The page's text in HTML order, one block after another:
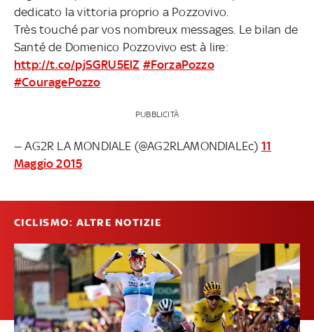
dedicato la vittoria proprio a Pozzovivo.
Très touché par vos nombreux messages. Le bilan de
Santé de Domenico Pozzovivo est à lire:
http://t.co/pjSGRU5ElZ #ForzaPozzo
#CouragePozzo
PUBBLICITÀ
— AG2R LA MONDIALE (@AG2RLAMONDIALEc) 11
Maggio 2015
CICLISMO: ALTRE NOTIZIE